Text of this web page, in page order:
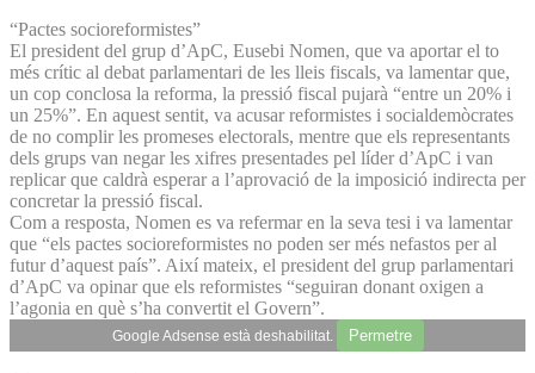
“Pactes socioreformistes”
El president del grup d’ApC, Eusebi Nomen, que va aportar el to
més crític al debat parlamentari de les lleis fiscals, va lamentar que,
un cop conclosa la reforma, la pressió fiscal pujarà “entre un 20% i
un 25%”. En aquest sentit, va acusar reformistes i socialdemòcrates
de no complir les promeses electorals, mentre que els representants
dels grups van negar les xifres presentades pel líder d’ApC i van
replicar que caldrà esperar a l’aprovació de la imposició indirecta per
concretar la pressió fiscal.
Com a resposta, Nomen es va refermar en la seva tesi i va lamentar
que “els pactes socioreformistes no poden ser més nefastos per al
futur d’aquest país”. Així mateix, el president del grup parlamentari
d’ApC va opinar que els reformistes “seguiran donant oxigen a
l’agonia en què s’ha convertit el Govern”.
Google Adsense està deshabilitat. Permetre